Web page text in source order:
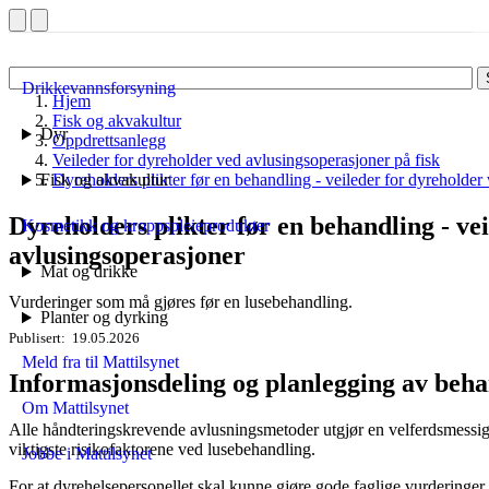
Drikkevannsforsyning
Dyr
Fisk og akvakultur
Kosmetikk og kroppspleieprodukter
Mat og drikke
Planter og dyrking
Meld fra til Mattilsynet
Om Mattilsynet
Jobbe i Mattilsynet
Hjem
Fisk og akvakultur
Oppdrettsanlegg
Veileder for dyreholder ved avlusingsoperasjoner på fisk
Dyreholders plikter før en behandling - veileder for dyreholder
Dyreholders plikter før en behandling -
avlusingsoperasjoner
Vurderinger som må gjøres før en lusebehandling.
Publisert 19.05.2026
Informasjonsdeling og planlegging av
Alle håndteringskrevende avlusningsmetoder utgjør en
viktigste risikofaktorene ved lusebehandling.